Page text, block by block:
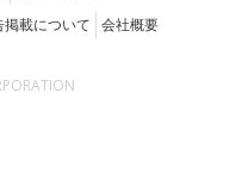
掲載について 会社概要